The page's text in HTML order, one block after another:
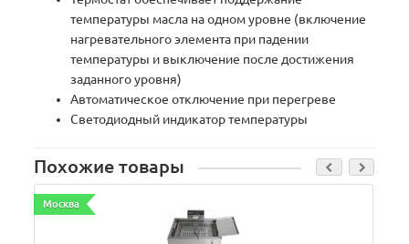
температуры масла на одном уровне (включение
нагревательного элемента при падении
температуры и выключение после достижения
заданного уровня)
Автоматическое отключение при перегреве
Светодиодный индикатор температуры
Похожие товары
Москва